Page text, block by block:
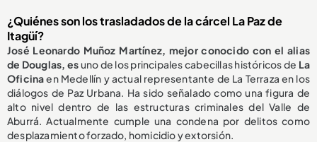
¿Quiénes son los trasladados de la cárcel La Paz de
Itagüí?
José Leonardo Muñoz Martínez, mejor conocido con el alias
de Douglas, esuno de los principales cabecillas históricos de La
Oficinaen Medellín y actual representante de La Terraza en los
diálogos de Paz Urbana. Ha sido señalado como una figura de
alto nivel dentro de las estructuras criminales del Valle de
Aburrá. Actualmente cumple una condena por delitos como
desplazamiento forzado, homicidio y extorsión.